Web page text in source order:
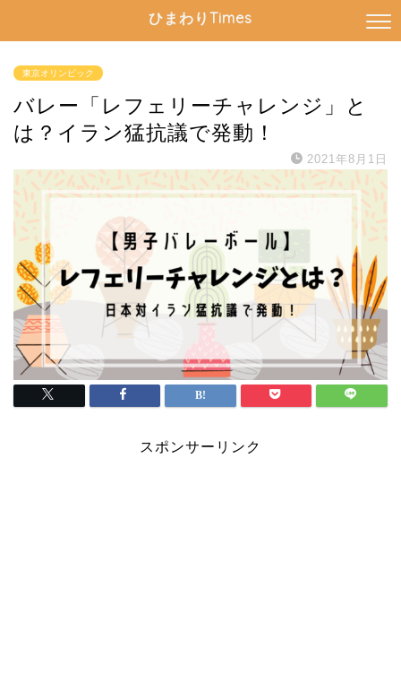
ひまわりTimes
東京オリンピック
バレー「レフェリーチャレンジ」と
は？イラン猛抗議で発動！
2021年8月1日
スポンサーリンク